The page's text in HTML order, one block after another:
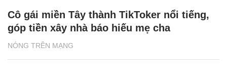
NÓNG TRÊN MẠNG
Cô gái miền Tây thành TikToker nổi tiếng,
góp tiền xây nhà báo hiếu mẹ cha